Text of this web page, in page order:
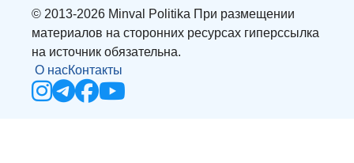
© 2013-2026 Minval Politika При размещении
материалов на сторонних ресурсах гиперссылка
на источник обязательна.
О насКонтакты